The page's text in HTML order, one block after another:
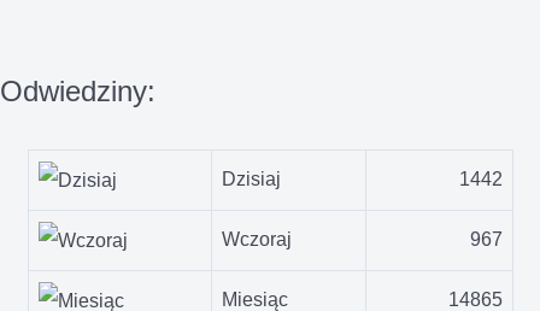
Odwiedziny:
Dzisiaj 1442
Wczoraj 967
Miesiąc 14865